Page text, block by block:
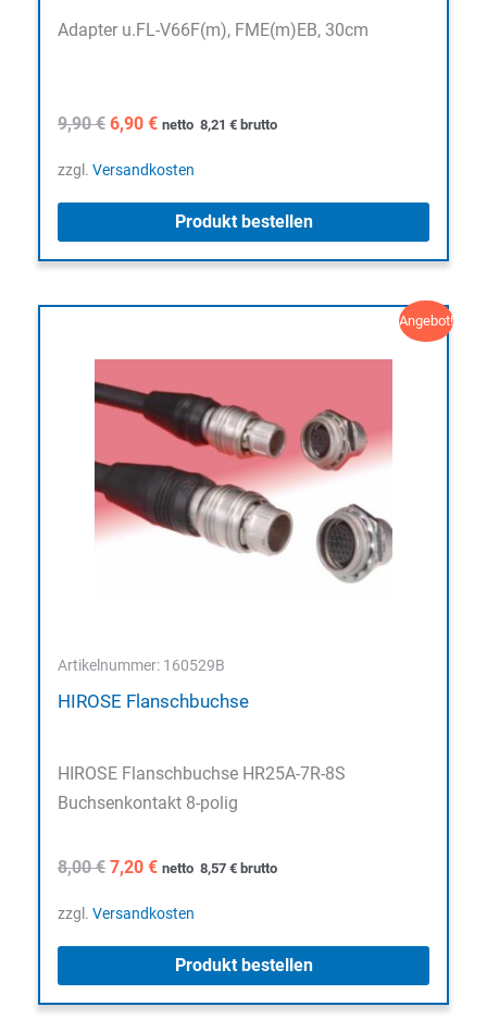
Adapter u.FL-V66F(m), FME(m)EB, 30cm
9,90€ Ursprünglicher
war:
6,90 €Aktueller
ist:
netto 8,21 € brutto
zzgl. Versandkosten
Produkt bestellen
Angebot!
Artikelnummer: 160529B
HIROSE Flanschbuchse
HIROSE Flanschbuchse HR25A-7R-8S
Buchsenkontakt 8-polig
8,00€ Ursprünglicher
war:
7,20 €Aktueller
ist:
netto 8,57 € brutto
zzgl. Versandkosten
Produkt bestellen